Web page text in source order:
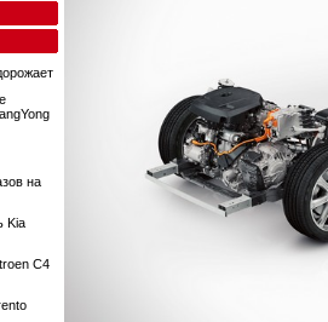
на
Kia
C4